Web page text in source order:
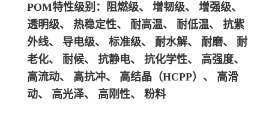
POM特性级别：
阻燃级、 增韧级、 增强级、
透明级、 热稳定性、 耐高温、 耐低温、 抗紫
外线、 导电级、 标准级、 耐水解、 耐磨、 耐
老化、 耐候、 抗静电、 抗化学性、 高强度、
高流动、 高抗冲、 高结晶（HCPP）、 高滑
动、 高光泽、 高刚性、 粉料